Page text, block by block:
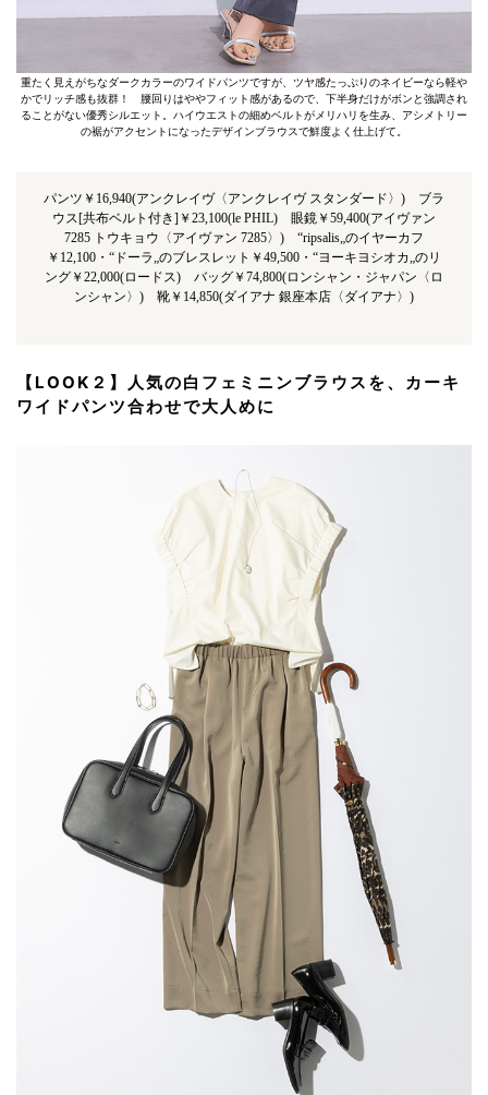
重たく見えがちなダークカラーのワイドパンツですが、ツヤ感たっぷりのネイビーなら軽や
かでリッチ感も抜群！ 腰回りはややフィット感があるので、下半身だけがボンと強調され
ることがない優秀シルエット。ハイウエストの細めベルトがメリハリを生み、アシメトリー
の裾がアクセントになったデザインブラウスで鮮度よく仕上げて。
パンツ￥16,940(アンクレイヴ〈アンクレイヴ スタンダード〉) ブラ
ウス[共布ベルト付き]￥23,100(le PHIL) 眼鏡￥59,400(アイヴァン
7285 トウキョウ〈アイヴァン 7285〉) “ripsalis„のイヤーカフ
￥12,100・“ドーラ„のブレスレット￥49,500・“ヨーキヨシオカ„のリ
ング￥22,000(ロードス) バッグ￥74,800(ロンシャン・ジャパン〈ロ
ンシャン〉) 靴￥14,850(ダイアナ 銀座本店〈ダイアナ〉)
【LOOK２】人気の白フェミニンブラウスを、カーキ
ワイドパンツ合わせで大人めに